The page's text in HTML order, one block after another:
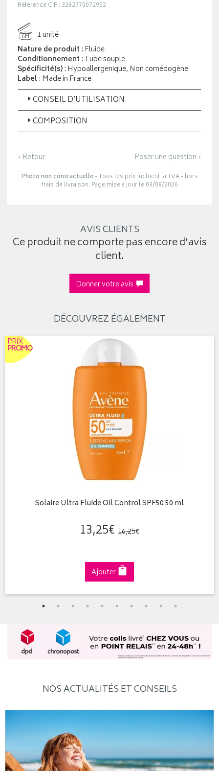
Référence CIP : 3282770072952
6M
1 unité
Nature de produit : Fluide
Conditionnement : Tube souple
Spécificité(s): Hypoallergenique, Non comédogène
Label: Made in France
CONSEIL D’UTILISATION
COMPOSITION
‹ Retour Poser une question ›
Photo non contractuelle- Tous les prix incluent la TVA - hors
frais de livraison. Page mise à jour le 03/08/2026
AVIS CLIENTS
Ce produit ne comporte pas encore d’avis
client.
Donner votre avis
DÉCOUVREZ ÉGALEMENT
PRIX
PROMO
Solaire Ultra Fluide Oil Control SPF50 50 ml
13,25€ 16,25€
Ajouter
NOS ACTUALITÉS ET CONSEILS